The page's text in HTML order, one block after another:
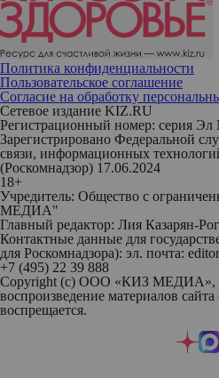
Политика конфиденциальности
Пользовательское соглашение
Согласие на обработку
Сетевое издание KIZ.RU
Регистрационный номер: серия
Зарегистрировано Федеральной
связи, информационных
(Роскомнадзор) 17.06.2024
18+
Учредитель: Общество с
МЕДИА"
Главный редактор: Лия Казарян-
Контактные данные для
для Роскомнадзора): эл. почта:
+7 (495) 22 39 888
Copyright (с) ООО «КИЗ МЕДИА»,
воспроизведение материалов
воспрещается.